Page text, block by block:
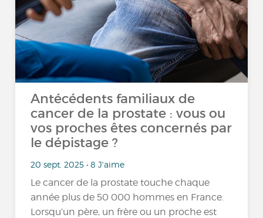
Antécédents familiaux de
cancer de la prostate : vous ou
vos proches êtes concernés par
le dépistage ?
20 sept. 2025 • 8 J'aime
Le cancer de la prostate touche chaque
année plus de 50 000 hommes en France.
Lorsqu’un père, un frère ou un proche est